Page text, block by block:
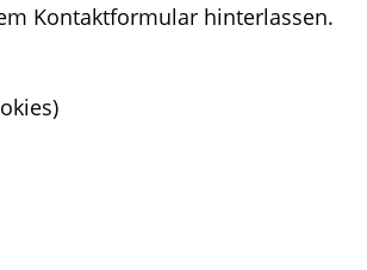
Kontaktformular hinterlassen.